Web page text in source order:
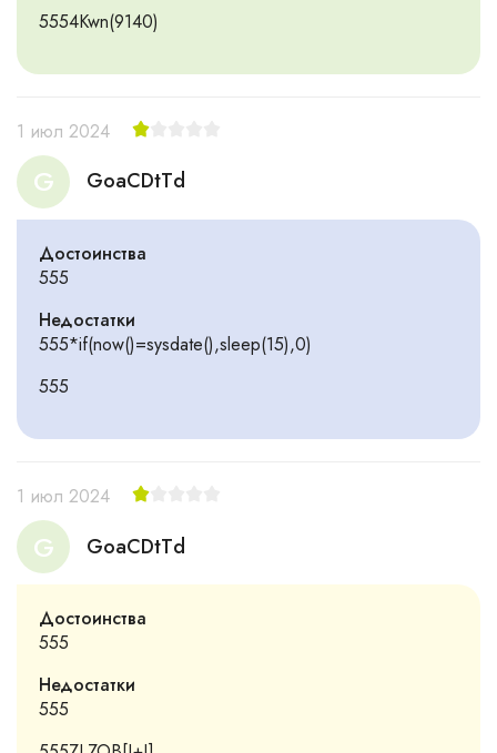
5554Kwn(9140)
G GoaCDtTd
1 июл 2024
Достоинства
555
Недостатки
555*if(now()=sysdate(),sleep(15),0)
555
G GoaCDtTd
1 июл 2024
Достоинства
555
Недостатки
555